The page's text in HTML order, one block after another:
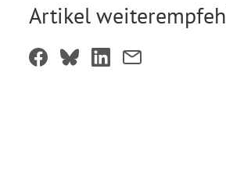
Artikel